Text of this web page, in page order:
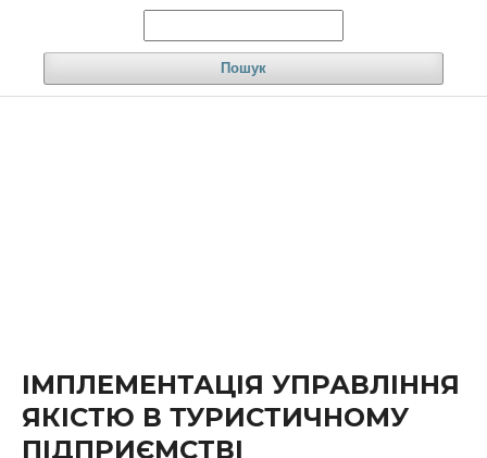
Пошук
ІМПЛЕМЕНТАЦІЯ УПРАВЛІННЯ
ЯКІСТЮ В ТУРИСТИЧНОМУ
ПІДПРИЄМСТВІ